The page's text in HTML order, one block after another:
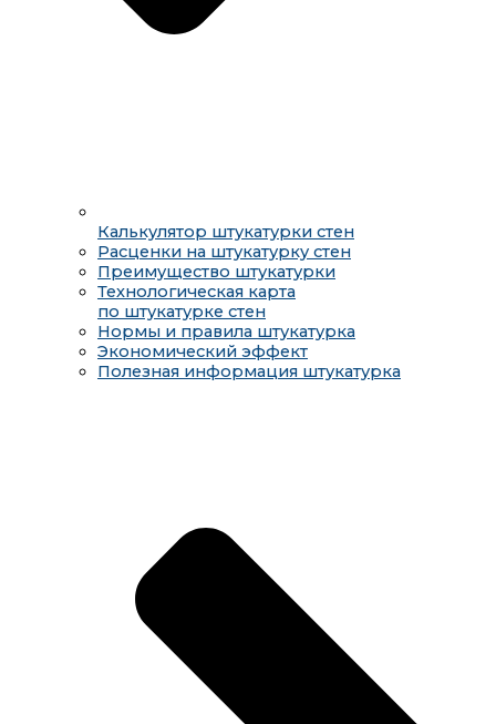
Калькулятор штукатурки стен
Расценки на штукатурку стен
Преимущество штукатурки
Технологическая карта
по штукатурке стен
Нормы и правила штукатурка
Экономический эффект
Полезная информация штукатурка